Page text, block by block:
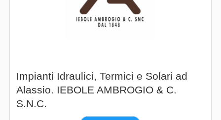
Impianti Idraulici, Termici e Solari ad
Alassio. IEBOLE AMBROGIO & C.
S.N.C.